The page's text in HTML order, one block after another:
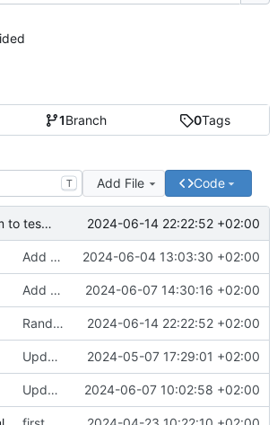
1Branch 0Tags
T Add File Code
Random to test Gitea PFP 2024-06-14 22:22:52 +02:00
Add Slides 15 2024-06-04 13:03:30 +02:00
Add tiny "i" Icon 2024-06-07 14:30:16 +02:00
Random to test Gitea PFP 2024-06-14 22:22:52 +02:00
Update gitignore 2024-05-07 17:29:01 +02:00
Update Readme 2024-06-07 10:02:58 +02:00